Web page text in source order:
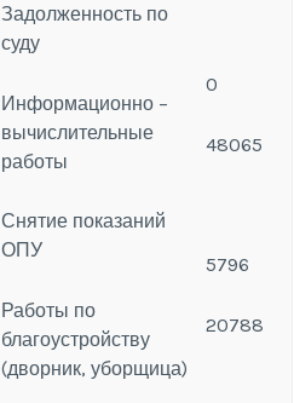
Задолженность по
суду
Информационно –
вычислительные
работы
Снятие показаний
ОПУ
Работы по
благоустройству
(дворник, уборщица)
0
48065
5796
20788